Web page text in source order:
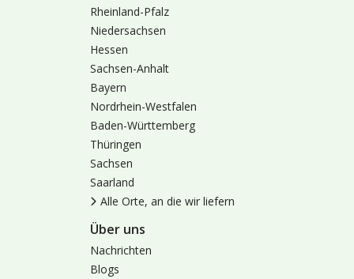
Rheinland-Pfalz
Niedersachsen
Hessen
Sachsen-Anhalt
Bayern
Nordrhein-Westfalen
Baden-Württemberg
Thüringen
Sachsen
Saarland
Alle Orte, an die wir liefern
Über uns
Nachrichten
Blogs